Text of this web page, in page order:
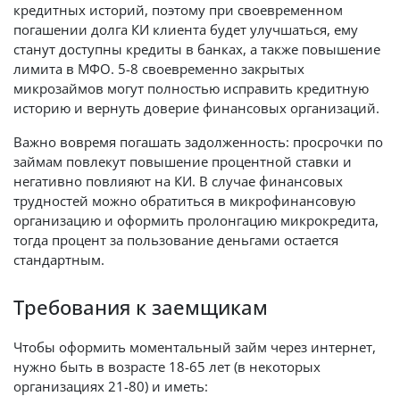
кредитных историй, поэтому при своевременном
погашении долга КИ клиента будет улучшаться, ему
станут доступны кредиты в банках, а также повышение
лимита в МФО. 5-8 своевременно закрытых
микрозаймов могут полностью исправить кредитную
историю и вернуть доверие финансовых организаций.
Важно вовремя погашать задолженность: просрочки по
займам повлекут повышение процентной ставки и
негативно повлияют на КИ. В случае финансовых
трудностей можно обратиться в микрофинансовую
организацию и оформить пролонгацию микрокредита,
тогда процент за пользование деньгами остается
стандартным.
Требования к заемщикам
Чтобы оформить моментальный займ через интернет,
нужно быть в возрасте 18-65 лет (в некоторых
организациях 21-80) и иметь: